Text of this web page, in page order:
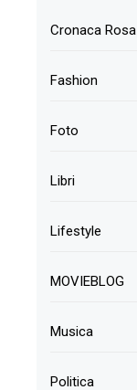
Cronaca Rosa
Fashion
Foto
Libri
Lifestyle
MOVIEBLOG
Musica
Politica